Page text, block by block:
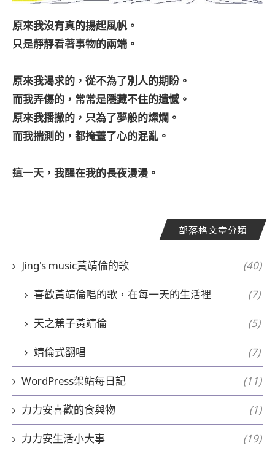
原來我沒有真的揚起風帆。
只是靜靜看著事物的兩端。
原來我渴求的，從不為了別人的期盼。
而我弄傷的，常常是隱藏不住的遺憾。
原來我播撒的，只為了夢般的燦爛。
而我揣測的，都掩蓋了心的混亂。
這一天，我醒在我的長夜漫漫。
部落格文章分類
Jing's music黃靖倫的歌 (40)
喜歡黃靖倫唱的歌，在每一天的生活裡 (7)
天之蕉子黃靖倫 (5)
靖倫式翻唱 (7)
WordPress架站每日記 (11)
力力安喜歡的食與物 (1)
力力安生活小大事 (19)